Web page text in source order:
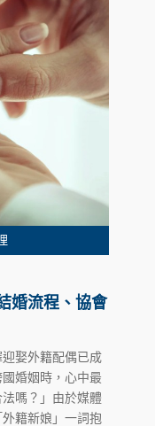
婚流程、協會
娶外籍配偶已成
婚姻時，心中最
嗎？」由於媒體
籍新娘」一詞抱